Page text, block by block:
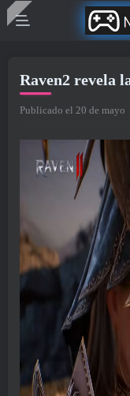
Raven2 revela
Publicado el 20 de mayo